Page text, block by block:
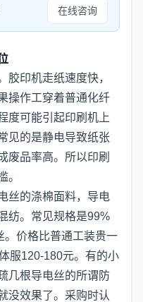
在线咨询
胶印机走纸速度快，
操作工穿着普通化纤
度可能引起印刷机上
见的是静电导致纸张
废品率高。所以印刷
。
丝的涤棉面料，导电
纺。常见规格是99%
。价格比普通工装贵一
服120-180元。有的小
几根导电丝的所谓防
没效果了。采购时认